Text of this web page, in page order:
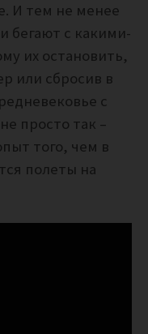
И тем не менее
бегают с какими-
их остановить,
или сбросив в
с
просто так –
того, чем в
полеты на